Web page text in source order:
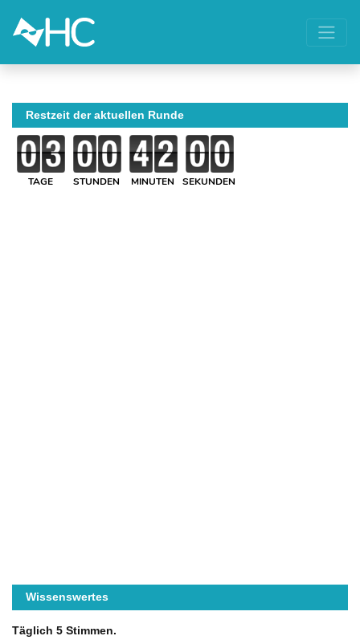
Restzeit der aktuellen Runde
TAGE STUNDEN MINUTEN SEKUNDEN
Wissenswertes
Täglich 5 Stimmen.